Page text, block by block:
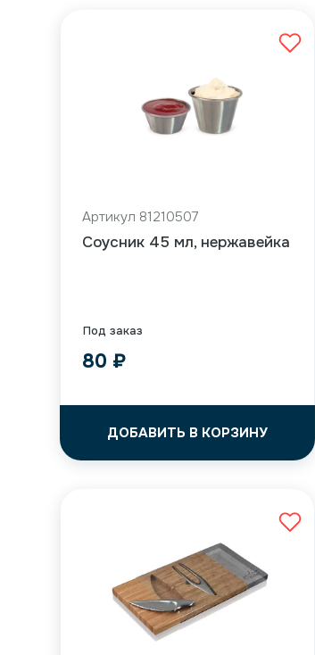
Под заказ
Артикул 81210507
Соусник 45 мл, нержавейка
80 ₽
ДОБАВИТЬ В КОРЗИНУ